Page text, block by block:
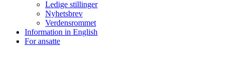
Ledige stillinger
Nyhetsbrev
Verdensrommet
Information in English
For ansatte